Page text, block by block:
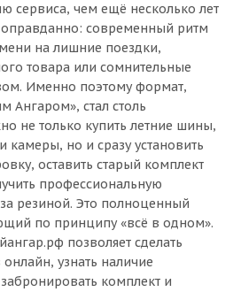
сервиса, чем ещё несколько лет
современный ритм
на лишние поездки,
товара или сомнительные
Именно поэтому формат,
стал столь
не только купить летние шины,
но и сразу установить
оставить старый комплект
профессиональную
резиной. Это полноценный
по принципу «всё в одном».
позволяет сделать
узнать наличие
комплект и